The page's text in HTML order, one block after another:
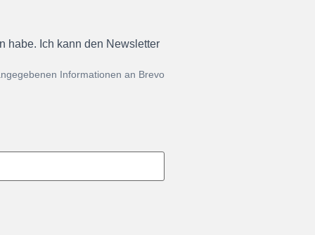
habe. Ich kann den Newsletter
Informationen an Brevo